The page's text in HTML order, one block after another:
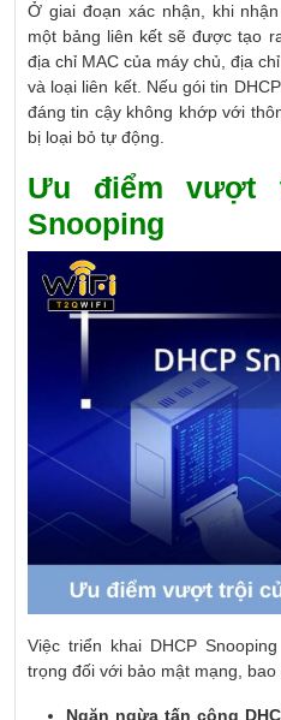
Ở giai đoạn xác nhận, khi
một bảng liên kết sẽ được tạo
địa chỉ MAC của máy chủ, địa
và loại liên kết. Nếu gói tin
đáng tin cậy không khớp với
bị loại bỏ tự động.
Ưu điểm vượt
Snooping
Việc triển khai DHCP
trọng đối với bảo mật mạng, bao
Ngăn ngừa tấn công